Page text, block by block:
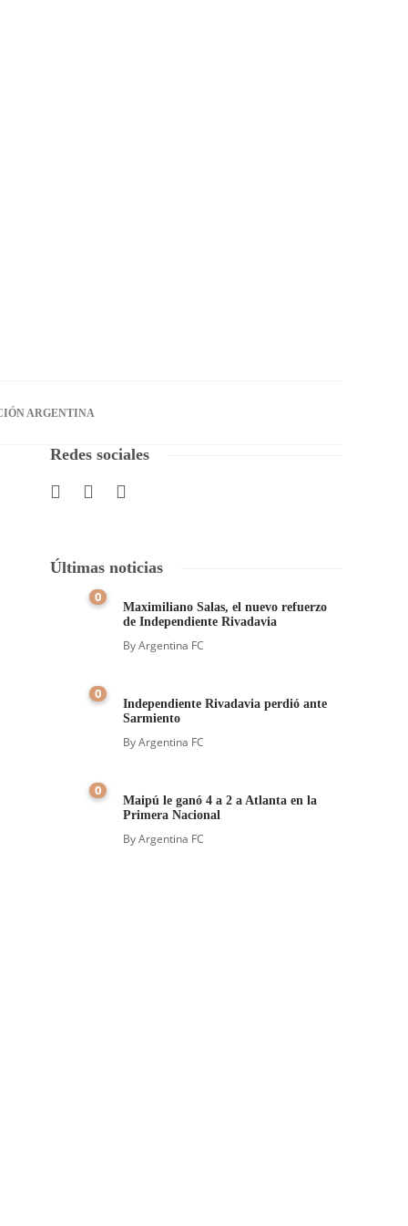
ARGENTINA
Redes sociales
Últimas noticias
0
Maximiliano Salas, el nuevo refuerzo
de Independiente Rivadavia
ByArgentina FC
0
Independiente Rivadavia perdió ante
Sarmiento
ByArgentina FC
0
Maipú le ganó 4 a 2 a Atlanta en la
Primera Nacional
ByArgentina FC